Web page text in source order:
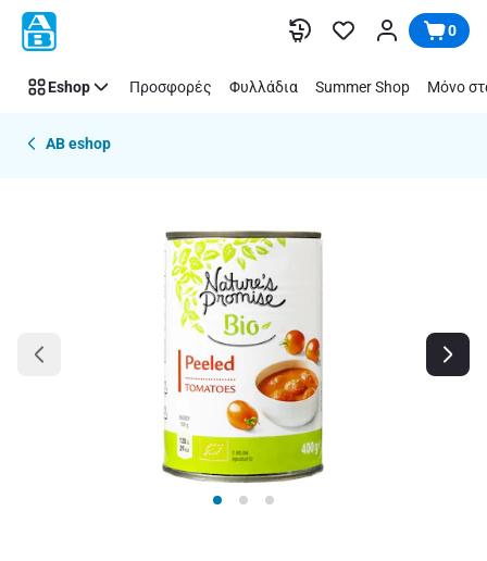
Παράλειψη 0
Eshop Προσφορές Φυλλάδια Summer Shop Μόνο
AB eshop